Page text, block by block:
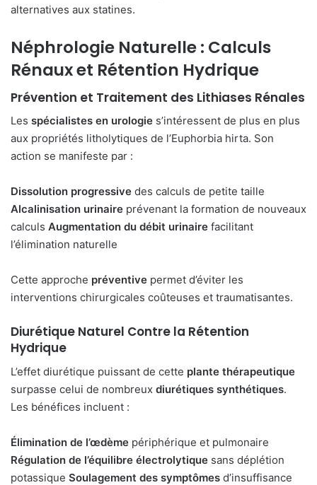
alternatives aux statines.
Néphrologie Naturelle : Calculs
Rénaux et Rétention Hydrique
Prévention et Traitement des Lithiases Rénales
Les spécialistes en urologie s’intéressent de plus en plus
aux propriétés litholytiques de l’Euphorbia hirta. Son
action se manifeste par :
Dissolution progressive des calculs de petite taille
Alcalinisation urinaire prévenant la formation de nouveaux
calculs Augmentation du débit urinaire facilitant
l’élimination naturelle
Cette approche préventive permet d’éviter les
interventions chirurgicales coûteuses et traumatisantes.
Diurétique Naturel Contre la Rétention
Hydrique
L’effet diurétique puissant de cette plante thérapeutique
surpasse celui de nombreux diurétiques synthétiques.
Les bénéfices incluent :
Élimination de l’œdème périphérique et pulmonaire
Régulation de l’équilibre électrolytique sans déplétion
potassique Soulagement des symptômes d’insuffisance